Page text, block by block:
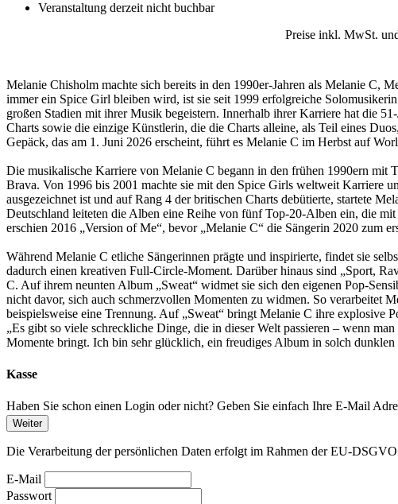
Veranstaltung derzeit nicht buchbar
Preise inkl. MwSt.
Melanie Chisholm machte sich bereits in den 1990er-Jahren als Melanie C,
immer ein Spice Girl bleiben wird, ist sie seit 1999 erfolgreiche
großen Stadien mit ihrer Musik begeistern. Innerhalb ihrer Karriere hat die
Charts sowie die einzige Künstlerin, die die Charts alleine, als Teil eines
Gepäck, das am 1. Juni 2026 erscheint, führt es Melanie C im Herbst auf
Die musikalische Karriere von Melanie C begann in den frühen 1990ern mit
Brava. Von 1996 bis 2001 machte sie mit den Spice Girls weltweit Karriere
ausgezeichnet ist und auf Rang 4 der britischen Charts debütierte, startete
Deutschland leiteten die Alben eine Reihe von fünf Top-20-Alben ein, die
erschien 2016 „Version of Me“, bevor „Melanie C“ die Sängerin 2020 zum
Während Melanie C etliche Sängerinnen prägte und inspirierte, findet sie
dadurch einen kreativen Full-Circle-Moment. Darüber hinaus sind „Sport,
C. Auf ihrem neunten Album „Sweat“ widmet sie sich den eigenen Pop-
nicht davor, sich auch schmerzvollen Momenten zu widmen. So verarbeitet
beispielsweise eine Trennung. Auf „Sweat“ bringt Melanie C ihre explosive
„Es gibt so viele schreckliche Dinge, die in dieser Welt passieren – wenn
Momente bringt. Ich bin sehr glücklich, ein freudiges Album in solch dunklen
Kasse
Haben Sie schon einen Login oder nicht? Geben Sie einfach Ihre E-Mail
Weiter
Die Verarbeitung der persönlichen Daten erfolgt im Rahmen der EU-
E-Mail
Passwort